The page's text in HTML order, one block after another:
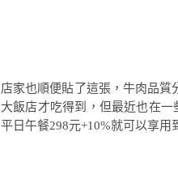
店家也順便貼了這張，牛肉品質
大飯店才吃得到，但最近也在
平日午餐298元+10%就可以享用